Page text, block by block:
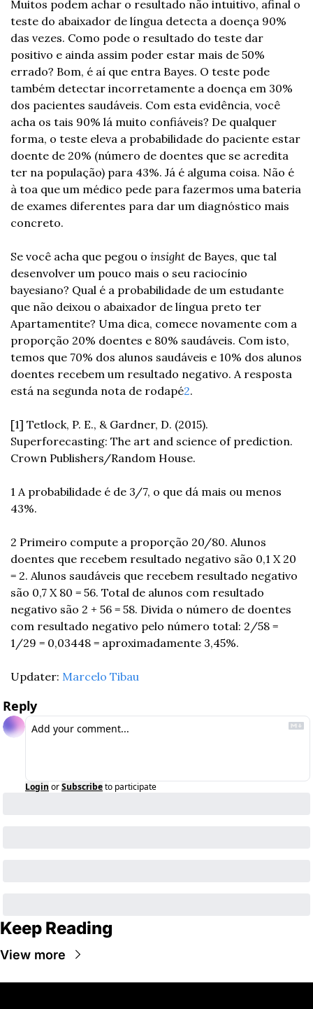
Muitos podem achar o resultado não intuitivo, afinal o
teste do abaixador de língua detecta a doença 90%
das vezes. Como pode o resultado do teste dar
positivo e ainda assim poder estar mais de 50%
errado? Bom, é aí que entra Bayes. O teste pode
também detectar incorretamente a doença em 30%
dos pacientes saudáveis. Com esta evidência, você
acha os tais 90% lá muito confiáveis? De qualquer
forma, o teste eleva a probabilidade do paciente estar
doente de 20% (número de doentes que se acredita
ter na população) para 43%. Já é alguma coisa. Não é
à toa que um médico pede para fazermos uma bateria
de exames diferentes para dar um diagnóstico mais
concreto.
Se você acha que pegou o insight de Bayes, que tal
desenvolver um pouco mais o seu raciocínio
bayesiano? Qual é a probabilidade de um estudante
que não deixou o abaixador de língua preto ter
Apartamentite? Uma dica, comece novamente com a
proporção 20% doentes e 80% saudáveis. Com isto,
temos que 70% dos alunos saudáveis e 10% dos alunos
doentes recebem um resultado negativo. A resposta
está na segunda nota de rodapé2.
[1] Tetlock, P. E., & Gardner, D. (2015).
Superforecasting: The art and science of prediction.
Crown Publishers/Random House.
1 A probabilidade é de 3/7, o que dá mais ou menos
43%.
2 Primeiro compute a proporção 20/80. Alunos
doentes que recebem resultado negativo são 0,1 X 20
= 2. Alunos saudáveis que recebem resultado negativo
são 0,7 X 80 = 56. Total de alunos com resultado
negativo são 2 + 56 = 58. Divida o número de doentes
com resultado negativo pelo número total: 2/58 =
1/29 = 0,03448 = aproximadamente 3,45%.
Updater: Marcelo Tibau
Reply
Login orSubscribeto participate
Keep Reading
View more